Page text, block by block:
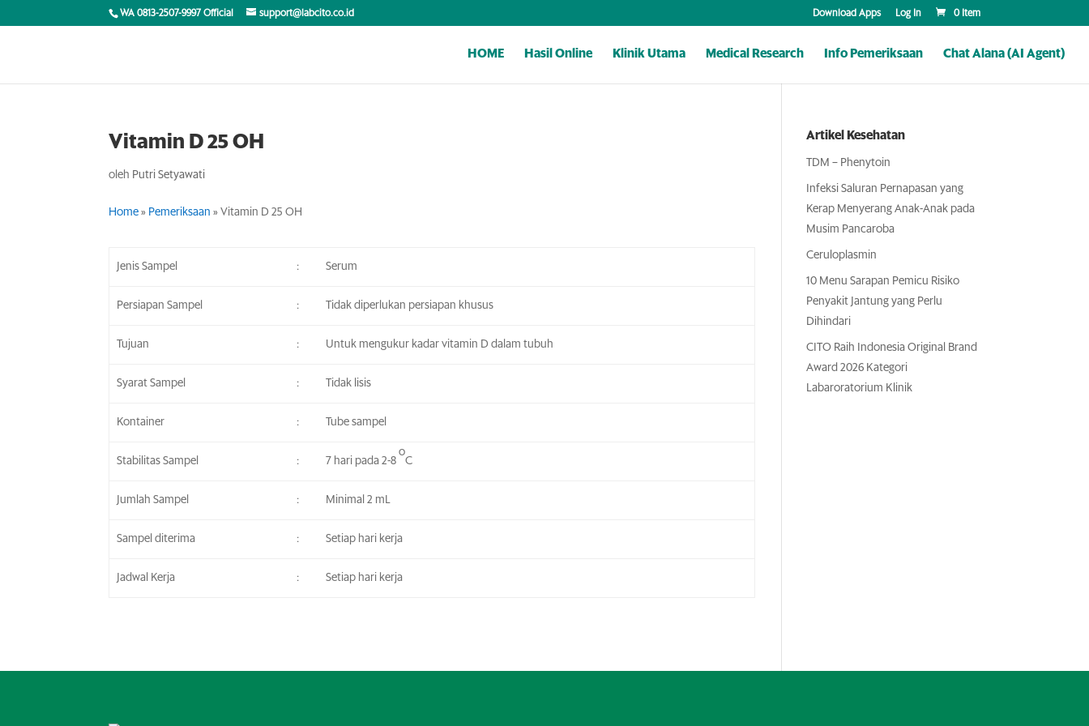
WA 0813-2507-9997 Official support@labcito.co.id Download Apps Log In 0 Item
HOME Hasil Online Klinik Utama Medical Research Info Pemeriksaan Chat Alana (AI Agent)
Vitamin D 25 OH
oleh Putri Setyawati
Home » Pemeriksaan »Vitamin D 25 OH
Jenis Sampel : Serum
Persiapan Sampel : Tidak diperlukan persiapan khusus
Tujuan : Untuk mengukur kadar vitamin D dalam tubuh
Syarat Sampel : Tidak lisis
Kontainer : Tube sampel
Stabilitas Sampel : 7 hari pada 2-8
o
C
Jumlah Sampel : Minimal 2 mL
Sampel diterima : Setiap hari kerja
Jadwal Kerja : Setiap hari kerja
Artikel Kesehatan
TDM – Phenytoin
Infeksi Saluran Pernapasan yang
Kerap Menyerang Anak-Anak pada
Musim Pancaroba
Ceruloplasmin
10 Menu Sarapan Pemicu Risiko
Penyakit Jantung yang Perlu
Dihindari
CITO Raih Indonesia Original Brand
Award 2026 Kategori
Labaroratorium Klinik